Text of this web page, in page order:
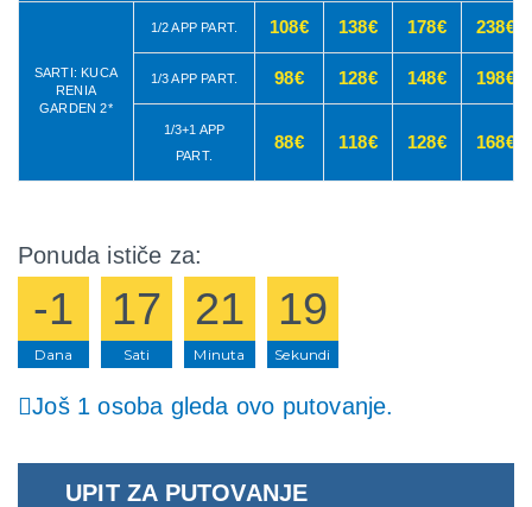
SARTI: KUCA
RENIA
GARDEN 2*
1/2 APP PART. 108€ 138€ 178€ 238€
1/3 APP PART. 98€ 128€ 148€ 198€
1/3+1 APP
PART.
88€ 118€ 128€ 168€
Ponuda ističe za:
-1
Dana
17
Sati
21
Minuta
19
Sekundi
Još 1 osoba gleda ovo putovanje.
UPIT ZA PUTOVANJE